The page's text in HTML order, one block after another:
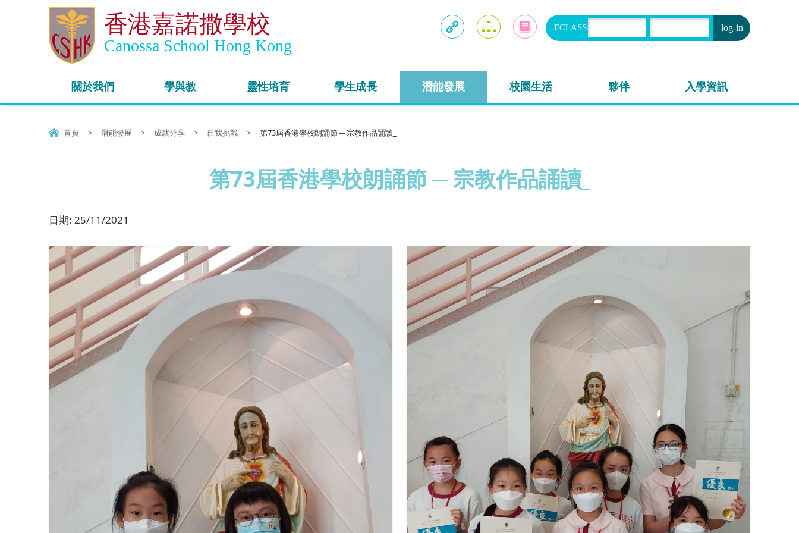
香港嘉諾撒學校
Canossa School Hong Kong
連結 入學申請
ECLASS:
關於我們 學與教 靈性培育 學生成長 潛能發展 校園生活 夥伴 入學資訊
首頁 > 潛能發展 > 成就分享 > 自我挑戰 > 第73屆香港學校朗誦節 ─ 宗教作品誦讀_
第73屆香港學校朗誦節 ─ 宗教作品誦讀_
日期: 25/11/2021